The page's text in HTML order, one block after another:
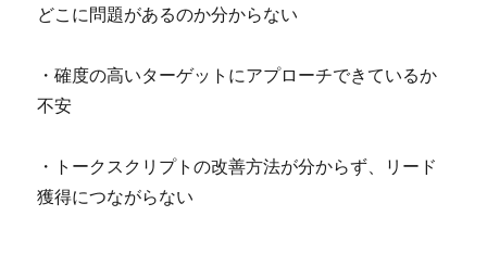
どこに問題があるのか分からない
・確度の高いターゲットにアプローチできているか
不安
・トークスクリプトの改善方法が分からず、リード
獲得につながらない